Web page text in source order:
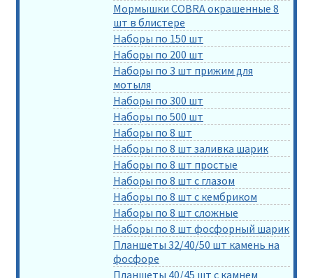
Мормышки COBRA окрашенные 8
шт в блистере
Наборы по 150 шт
Наборы по 200 шт
Наборы по 3 шт прижим для
мотыля
Наборы по 300 шт
Наборы по 500 шт
Наборы по 8 шт
Наборы по 8 шт заливка шарик
Наборы по 8 шт простые
Наборы по 8 шт с глазом
Наборы по 8 шт с кембриком
Наборы по 8 шт сложные
Наборы по 8 шт фосфорный шарик
Планшеты 32/40/50 шт камень на
фосфоре
Планшеты 40/45 шт с камнем